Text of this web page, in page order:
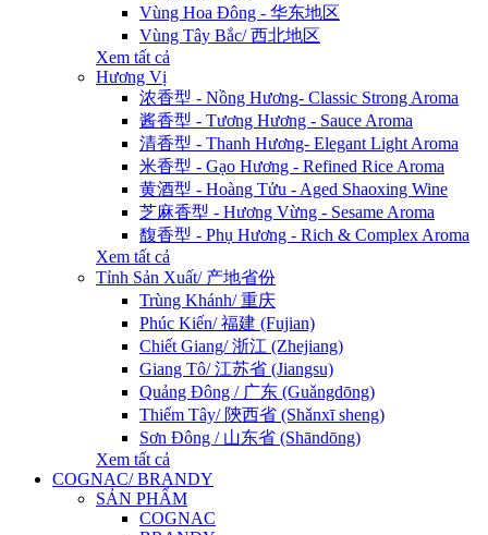
Vùng Hoa Đông - 华东地区
Vùng Tây Bắc/ 西北地区
Xem tất cả
Hương Vị
浓香型 - Nồng Hương- Classic Strong Aroma
酱香型 - Tương Hương - Sauce Aroma
清香型 - Thanh Hương- Elegant Light Aroma
米香型 - Gạo Hương - Refined Rice Aroma
黄酒型 - Hoàng Tửu - Aged Shaoxing Wine
芝麻香型 - Hương Vừng - Sesame Aroma
馥香型 - Phụ Hương - Rich & Complex Aroma
Xem tất cả
Tỉnh Sản Xuất/ 产地省份
Trùng Khánh/ 重庆
Phúc Kiến/ 福建 (Fujian)
Chiết Giang/ 浙江 (Zhejiang)
Giang Tô/ 江苏省 (Jiangsu)
Quảng Đông / 广东 (Guǎngdōng)
Thiểm Tây/ 陝西省 (Shǎnxī sheng)
Sơn Đông / 山东省 (Shāndōng)
Xem tất cả
COGNAC/ BRANDY
SẢN PHẨM
COGNAC